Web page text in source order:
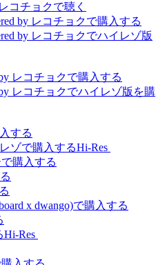
Hi-Res
Hi-Res